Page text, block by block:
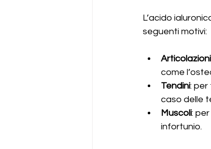
L’acido
seguenti motivi:
Articolazioni
come
Tendini: per
caso delle
Muscoli:
infortunio.